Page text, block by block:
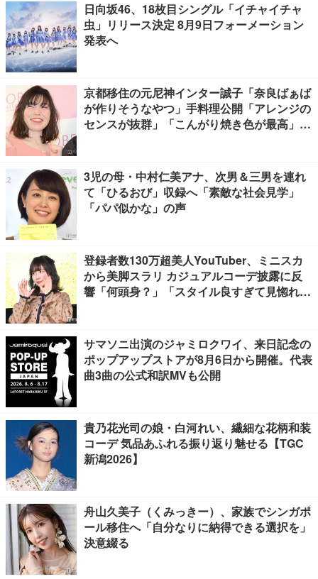
日向坂46、18枚目シングル「イチャイチャ
虫」リリース決定 8月9日フォーメーション
発表へ
京都移住の元尼神インター誠子「奈良ばぁば
が作りそうなやつ」手料理公開「アレンジの
センスが抜群」「こんがり焼き色が最高」と
3児の母・中村仁美アナ、次男＆三男を連れ
て「ひるおび」収録へ「素敵な社会見学」
「パパ似かな」の声
登録者数130万超美人YouTuber、ミニスカ
から美脚スラリ カジュアルコーデ披露に反
響「何頭身？」「スタイル良すぎて見惚れ
サマソニ出演のジャミロクワイ、来日記念の
ポップアップストアが8月6日から開催。代表
曲3曲の公式和訳MVも公開
貴乃花光司の娘・白河れい、繊細な花柄和装
コーデ 気品あふれる振り返り魅せる【TGC
新潟2026】
舟山久美子（くみっきー）、家族でシンガポ
ール移住へ「自分なりに納得できる選択を」
決意綴る